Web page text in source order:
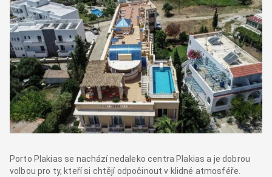
Porto Plakias se nachází nedaleko centra Plakias a je dobrou
volbou pro ty, kteří si chtějí odpočinout v klidné atmosféře.